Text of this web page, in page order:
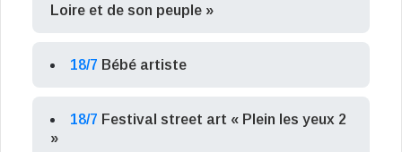
Loire et de son peuple »
18/7 Bébé artiste
18/7 Festival street art « Plein les yeux 2
»